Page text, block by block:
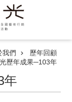
我們
歷年回顧
歷年成果─103年
年